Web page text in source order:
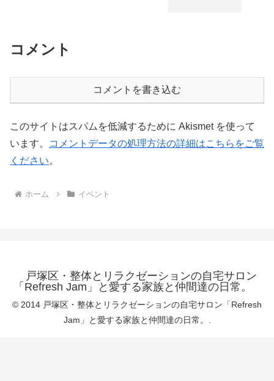
コメント
コメントを書き込む
このサイトはスパムを低減するために Akismet を使って
います。
コメントデータの処理方法の詳細はこちらをご覧
ください。
ホーム イベント
戸塚区・整体とリラクゼーションの自宅サロン
「Refresh Jam」と愛する家族と仲間達の日常。
© 2014 戸塚区・整体とリラクゼーションの自宅サロン「Refresh
Jam」と愛する家族と仲間達の日常。.